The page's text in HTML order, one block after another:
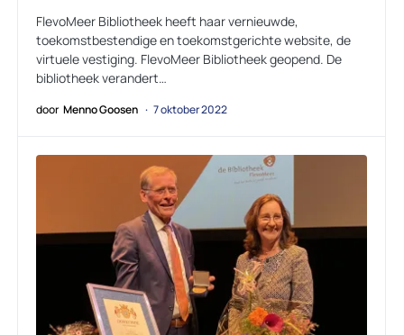
FlevoMeer Bibliotheek heeft haar vernieuwde,
toekomstbestendige en toekomstgerichte website, de
virtuele vestiging. FlevoMeer Bibliotheek geopend. De
bibliotheek verandert…
door Menno Goosen 7 oktober 2022